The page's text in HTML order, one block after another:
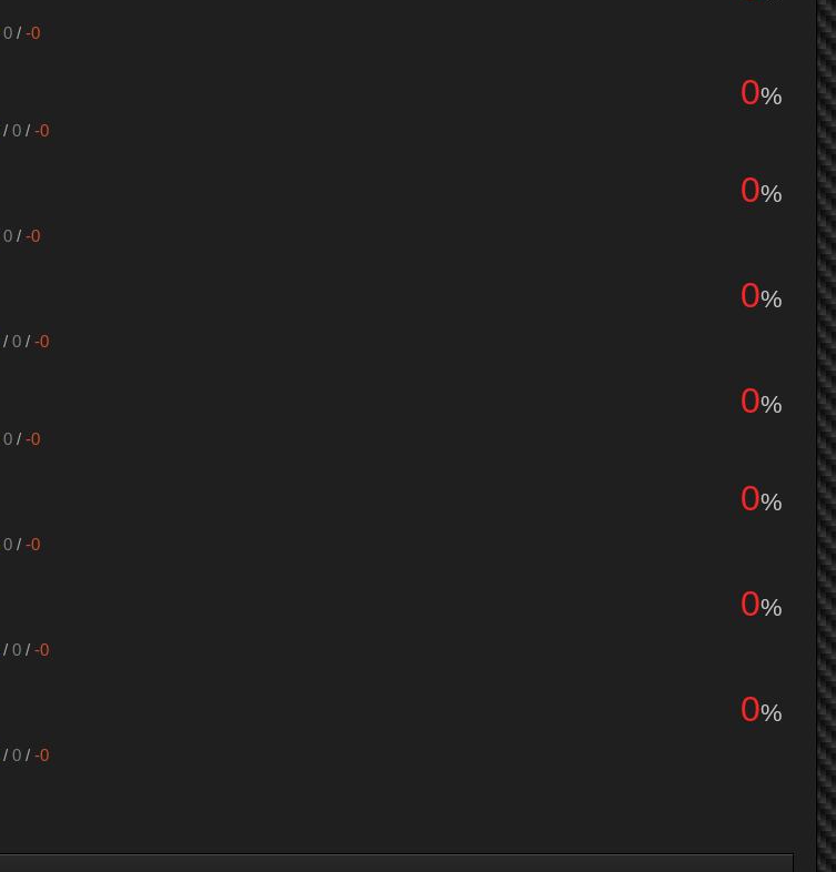
0 / -0
0%
/ 0 / -0
0%
0 / -0
0%
/ 0 / -0
0%
0 / -0
0%
0 / -0
0%
/ 0 / -0
0%
/ 0 / -0